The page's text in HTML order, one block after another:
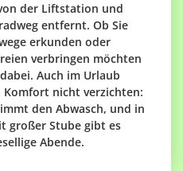
der Liftstation und
entfernt. Ob Sie
erkunden oder
verbringen möchten
Auch im Urlaub
Komfort nicht verzichten:
den Abwasch, und in
großer Stube gibt es
Abende.